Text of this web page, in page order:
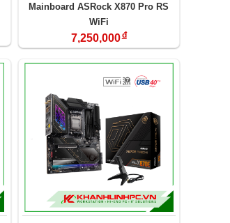
Mainboard ASRock X870 Pro RS
WiFi
7,250,000đ